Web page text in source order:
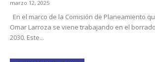
marzo 12, 2025
En el marco de la Comisión de Planeamiento
Omar Larroza se viene trabajando en el
2030. Este...